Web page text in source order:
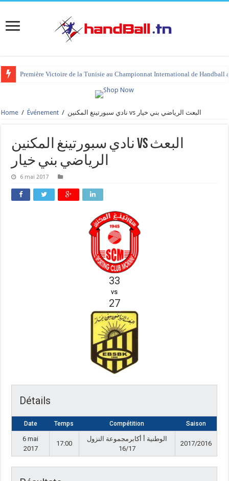
Première Victoire de la Tunisie au Championnat International de Handball
Home / Événement / نادي سبورتينغ المكنين vs البعث الرياضي بني خيار
نادي سبورتينغ المكنين vs البعث
الرياضي بني خيار
6 mai 2017
33
vs
27
Détails
Date Temps Compétition Saison
6 mai
2017
17:00
الوطنية أ أكابرمجموعة النزول
16/17
2017/2016